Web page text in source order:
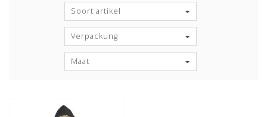
Soort artikel
Verpackung
Maat